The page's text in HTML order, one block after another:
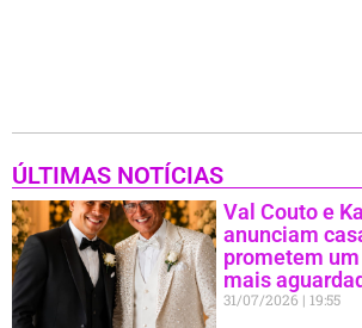
ÚLTIMAS NOTÍCIAS
Val Couto e
anunciam
prometem
mais
31/07/2026 19:55